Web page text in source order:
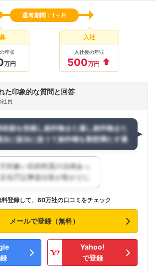
選考期間： 1ヶ月
年収
万円
入社
入社後の年収
500万円
た印象的な質問と回答
員
料登録して、60万社の口コミをチェック
メールで登録（無料）
Yahoo!
で登録